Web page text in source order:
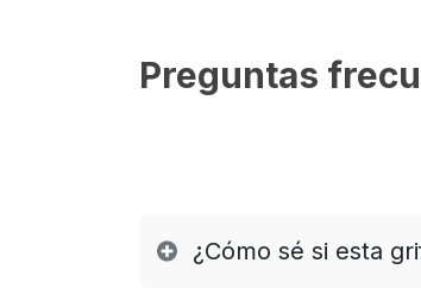
Preguntas
¿Cómo sé si esta